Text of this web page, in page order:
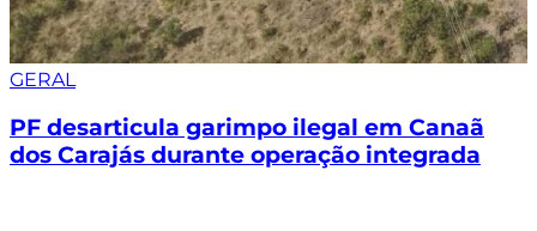
GERAL
PF desarticula garimpo ilegal em Canaã
dos Carajás durante operação integrada